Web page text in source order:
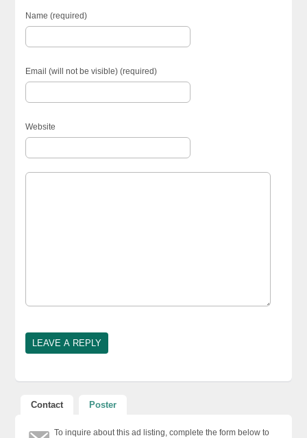
Name (required)
Email (will not be visible) (required)
Website
Contact Poster
To inquire about this ad listing, complete the form below to